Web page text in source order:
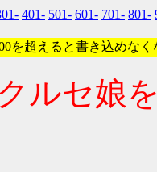
401- 501- 601- 701- 801-
を超えると書き込めな
ルセ娘